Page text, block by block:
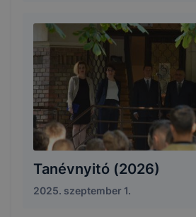
Tanévnyitó (2026)
2025. szeptember 1.